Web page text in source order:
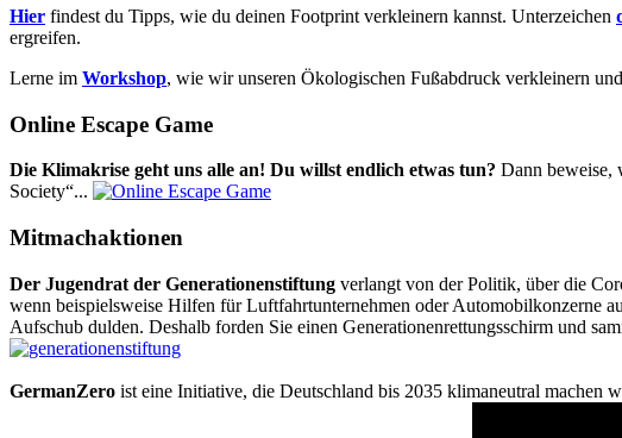
Hier findest du Tipps, wie du deinen Footprint verkleinern kannst. Unterzeichen
ergreifen.
Lerne im Workshop, wie wir unseren Ökologischen Fußabdruck verkleinern
Online Escape Game
Die Klimakrise geht uns alle an! Du willst endlich etwas tun? Dann beweise,
Society“...
Mitmachaktionen
Der Jugendrat der Generationenstiftung verlangt von der Politik, über die
wenn beispielsweise Hilfen für Luftfahrtunternehmen oder Automobilkonzerne
Aufschub dulden. Deshalb forden Sie einen Generationenrettungsschirm und
GermanZero ist eine Initiative, die Deutschland bis 2035 klimaneutral machen